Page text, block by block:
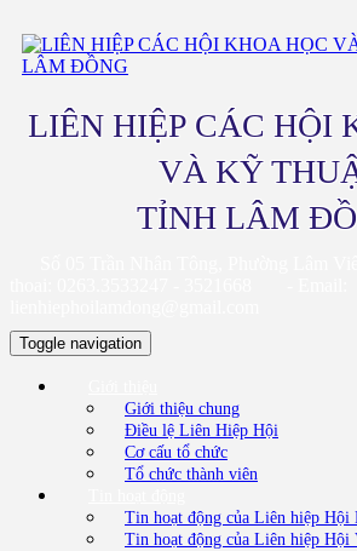
LIÊN HIỆP CÁC HỘI
VÀ KỸ
TỈNH LÂM
Toggle navigation
Giới thiệu chung
Điều lệ Liên Hiệp Hội
Cơ cấu tổ chức
Tổ chức thành viên
Tin hoạt động của Liên hiệp Hội
Tin hoạt động của Liên hiệp Hội